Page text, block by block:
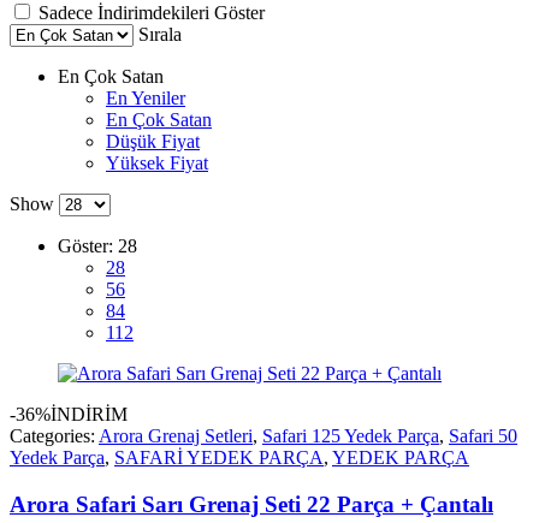
Sadece İndirimdekileri Göster
Sırala
En Çok Satan
En Yeniler
En Çok Satan
Düşük Fiyat
Yüksek Fiyat
Show
Göster: 28
28
56
84
112
-36%İNDİRİM
Categories: Arora Grenaj Setleri, Safari 125 Yedek Parça, Safari 50
Yedek Parça, SAFARİ YEDEK PARÇA, YEDEK PARÇA
Arora Safari Sarı Grenaj Seti 22 Parça + Çantalı